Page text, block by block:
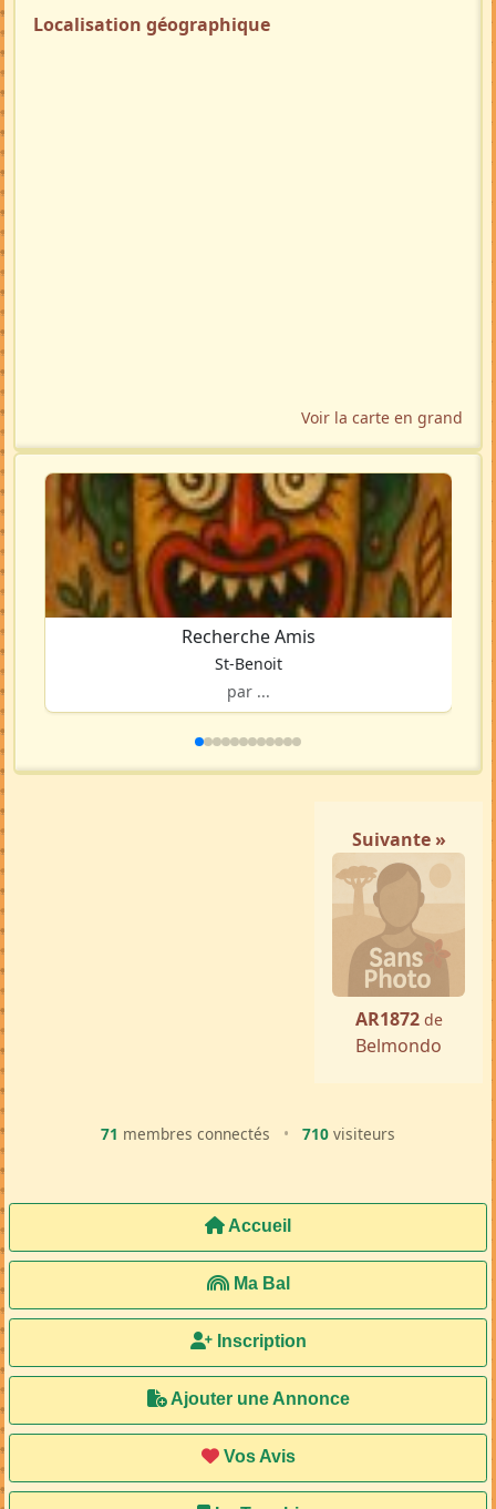
Localisation géographique
Voir la carte en grand
Recherche Amis
St-Benoit
par ...
Suivante »
AR1872 de
Belmondo
71 membres connectés • 710 visiteurs
Accueil
Ma Bal
Inscription
Ajouter une Annonce
Vos Avis